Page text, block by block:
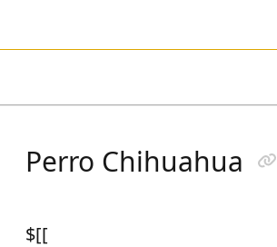
Perro Chihuahua
$[[